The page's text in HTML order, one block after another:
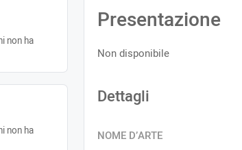
non ha
non ha
Presentazione
Non disponibile
Dettagli
NOME D’ARTE